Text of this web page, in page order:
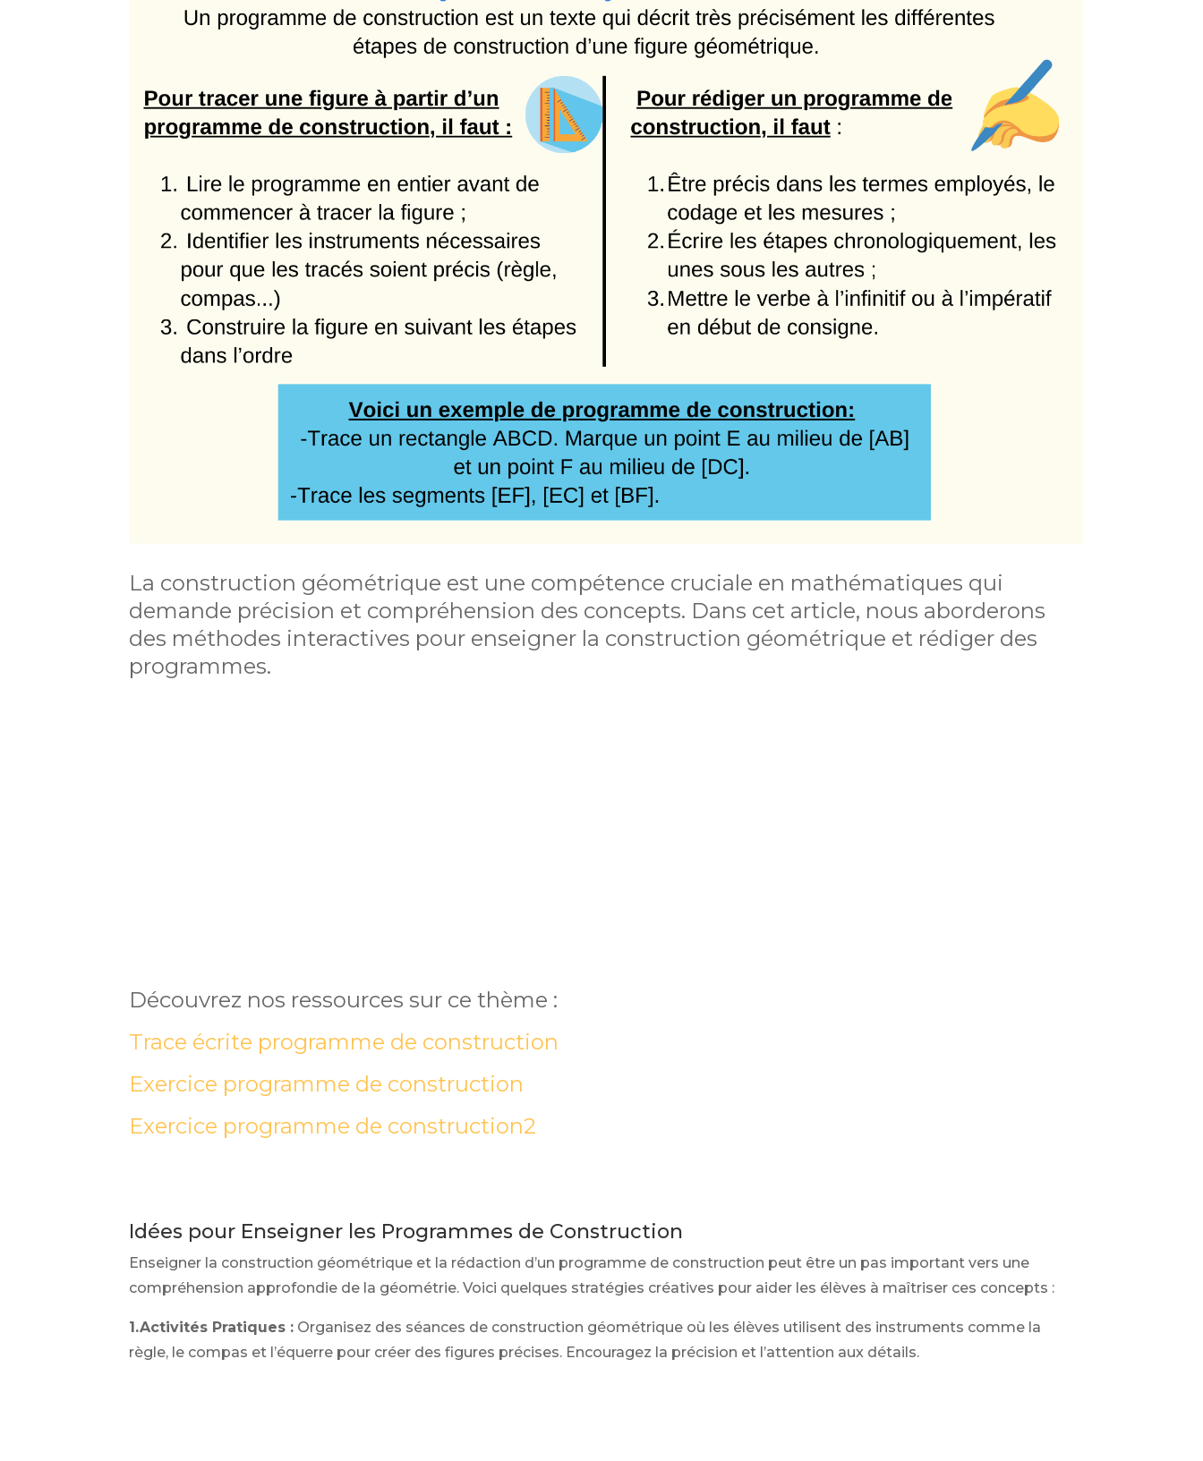
La construction géométrique est une compétence cruciale en mathématiques qui
demande précision et compréhension des concepts. Dans cet article, nous aborderons
des méthodes interactives pour enseigner la construction géométrique et rédiger des
programmes.
Découvrez nos ressources sur ce thème :
Trace écrite programme de construction
Exercice programme de construction
Exercice programme de construction2
Idées pour Enseigner les Programmes de Construction
Enseigner la construction géométrique et la rédaction d’un programme de construction peut être un pas important vers une
compréhension approfondie de la géométrie. Voici quelques stratégies créatives pour aider les élèves à maîtriser ces concepts :
1.Activités Pratiques : Organisez des séances de construction géométrique où les élèves utilisent des instruments comme la
règle, le compas et l’équerre pour créer des figures précises. Encouragez la précision et l’attention aux détails.